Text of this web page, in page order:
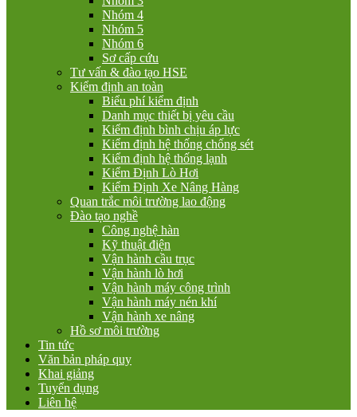
Nhóm 4
Nhóm 5
Nhóm 6
Sơ cấp cứu
Tư vấn & đào tạo HSE
Kiểm định an toàn
Biểu phí kiểm định
Danh mục thiết bị yêu cầu
Kiểm định bình chịu áp lực
Kiểm định hệ thống chống sét
Kiểm định hệ thống lạnh
Kiểm Định Lò Hơi
Kiểm Định Xe Nâng Hàng
Quan trắc môi trường lao động
Đào tạo nghề
Công nghệ hàn
Kỹ thuật điện
Vận hành cầu trục
Vận hành lò hơi
Vận hành máy công trình
Vận hành máy nén khí
Vận hành xe nâng
Hồ sơ môi trường
Tin tức
Văn bản pháp quy
Khai giảng
Tuyển dụng
Liên hệ